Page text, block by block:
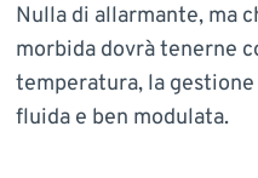
Nulla di allarmante, ma
morbida dovrà tenerne
temperatura, la
fluida e ben modulata.